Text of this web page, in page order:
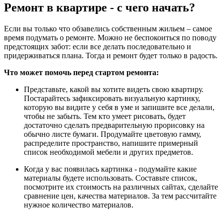
Ремонт в квартире - с чего начать?
Если вы только что обзавелись собственным жильем – самое
время подумать о ремонте. Можно не беспокоиться по поводу
предстоящих забот: если все делать последовательно и
придерживаться плана. Тогда и ремонт будет только в радость.
Что может помочь перед стартом ремонта:
Представьте, какой вы хотите видеть свою квартиру.
Постарайтесь зафиксировать визуальную картинку,
которую вы видите у себя в уме и запишите все делали,
чтобы не забыть. Тем кто умеет рисовать, будет
достаточно сделать предварительную прорисовку на
обычно листе бумаги. Продумайте цветовую гамму,
распределите пространство, напишите примерный
список необходимой мебели и других предметов.
Когда у вас появилась картинка - подумайте какие
материалы будете использовать. Составьте список,
посмотрите их стоимость на различных сайтах, сделайте
сравнение цен, качества материалов. За тем рассчитайте
нужное количество материалов.